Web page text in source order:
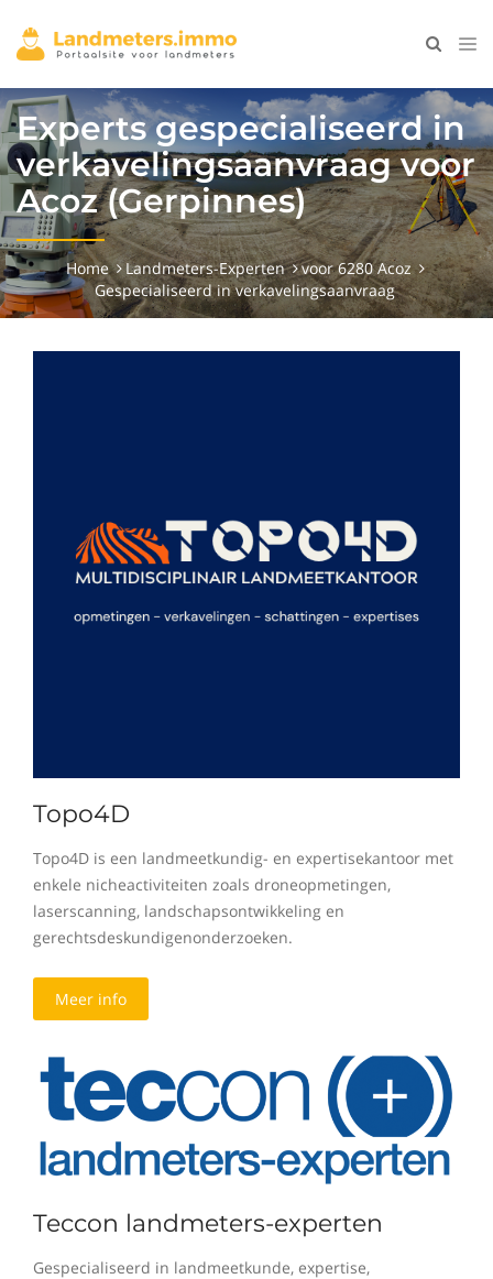
Experts gespecialiseerd in
verkavelingsaanvraag voor
Acoz (Gerpinnes)
Home Landmeters-Experten
voor 6280 Acoz
Gespecialiseerd in verkavelingsaanvraag
Topo4D
Topo4D is een landmeetkundig- en expertisekantoor met
enkele nicheactiviteiten zoals droneopmetingen,
laserscanning, landschapsontwikkeling en
gerechtsdeskundigenonderzoeken.
Meer info
Teccon landmeters-experten
Gespecialiseerd in landmeetkunde, expertise,